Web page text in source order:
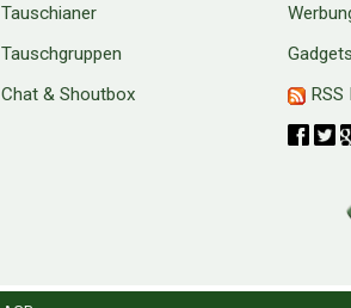
Tauschianer
Tauschgruppen
Chat & Shoutbox
RSS